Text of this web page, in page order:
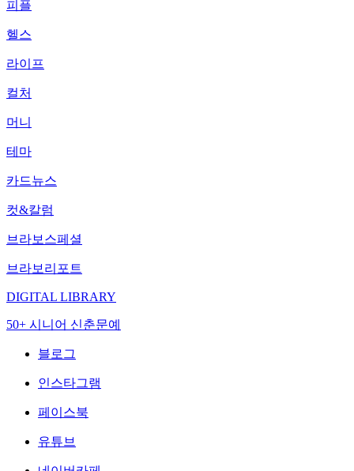
피플
헬스
라이프
컬처
머니
테마
카드뉴스
컷&칼럼
브라보스페셜
브라보리포트
DIGITAL LIBRARY
50+ 시니어 신춘문예
블로그
인스타그램
페이스북
유튜브